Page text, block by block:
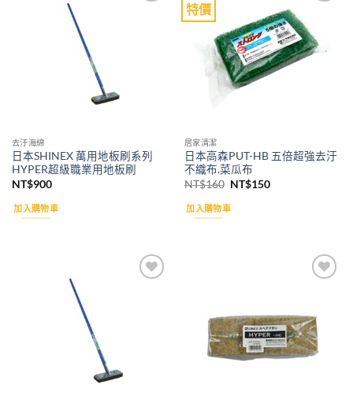
去汙海綿
日本SHINEX 萬用地板刷系列
HYPER超級職業用地板刷
NT$900
加入購物車
特價
wishlist
居家清潔
日本高森PUT-HB 五倍超強去汙
不織布.菜瓜布
NT$160 原
價
格：
NT$150目
加入購物車